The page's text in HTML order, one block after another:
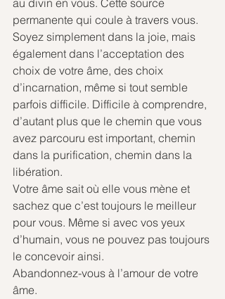
au divin en vous. Cette source
permanente qui coule à travers vous.
Soyez simplement dans la joie, mais
également dans l’acceptation des
choix de votre âme, des choix
d’incarnation, même si tout semble
parfois difficile. Difficile à comprendre,
d’autant plus que le chemin que vous
avez parcouru est important, chemin
dans la purification, chemin dans la
libération.
Votre âme sait où elle vous mène et
sachez que c’est toujours le meilleur
pour vous. Même si avec vos yeux
d’humain, vous ne pouvez pas toujours
le concevoir ainsi.
Abandonnez-vous à l’amour de votre
âme.